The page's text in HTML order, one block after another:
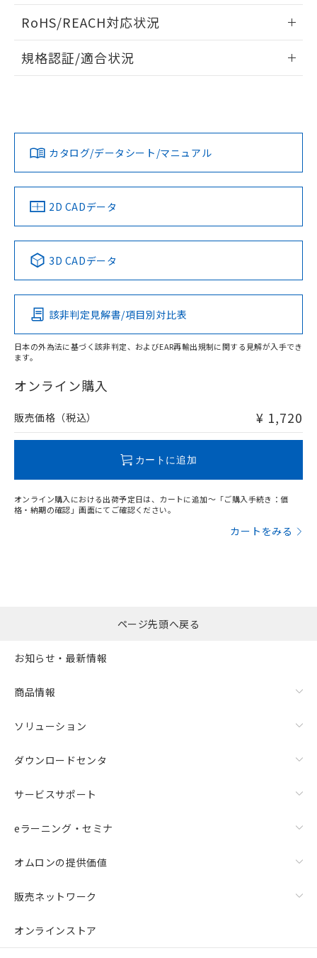
ドすることができます。
ログイン/会員登録
ダウンロードデータをご利用いただく前に、以下を必ずお読
みください。
ソフトウェアの使用条件
RoHS/REACH対応状況
EU RoHS 注意事項・凡例
対応済み
中国 RoHS 注意事項・凡例
Pb Hg Cd Cr(VI)
O
在庫等で未対応品が混在する可能性があります。
問い合わせください。
規格認証/適合状況
LR型式承認
（イギリス
船舶規格）
DNV型式承認
（ノルウェー
BV型式承認
（フランス
KR型式
（韓国
No No No No
この製品の規格認証/適合状況ページへ
その他の認証はこちらのページからご検索ください
カタログ/データシート/マニュアル
2D CADデータ
3D CADデータ
該非判定見解書/項目別対比表
日本の外為法に基づく該非判定、およびEAR再輸出規制に関する見解が入手でき
ます。
オンライン購入
販売価格（税込） ¥ 1,720
カートに追加
オンライン購入における出荷予定日は、カートに追加～「ご購入手続き：価
格・納期の確認」画面にてご確認ください。
カートをみる
物質の対応では、対応完了までの期間は出
荷製品に未対応品が混在することから備考
欄に対応日を記載しておりました。
既に当社にて対応品への在庫切替を完了
ページ先頭へ戻る
お知らせ・最新情報
商品情報
ソリューション
ダウンロードセンタ
サービスサポート
eラーニング・セミナ
オムロンの提供価値
販売ネットワーク
オンラインストア